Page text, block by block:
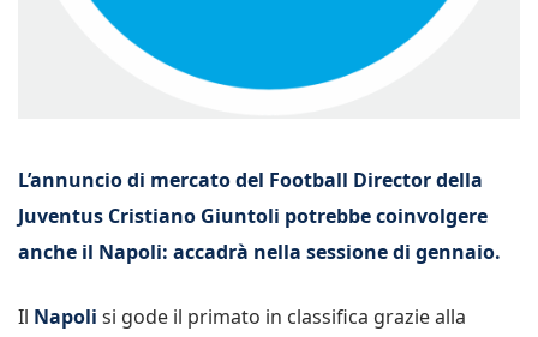
L’annuncio di mercato del Football Director della
Juventus Cristiano Giuntoli potrebbe coinvolgere
anche il Napoli: accadrà nella sessione di gennaio.
Il Napoli si gode il primato in classifica grazie alla